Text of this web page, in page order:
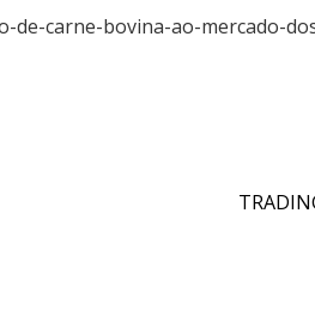
de-carne-bovina-ao-mercado-